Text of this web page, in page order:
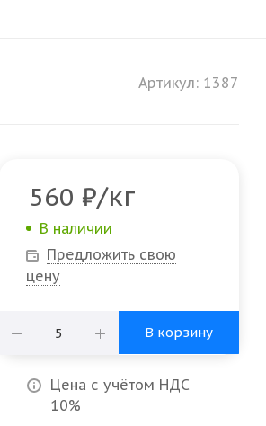
Артикул: 1387
560 ₽/кг
В наличии
Предложить свою
цену
В корзину
Цена с учётом НДС
10%